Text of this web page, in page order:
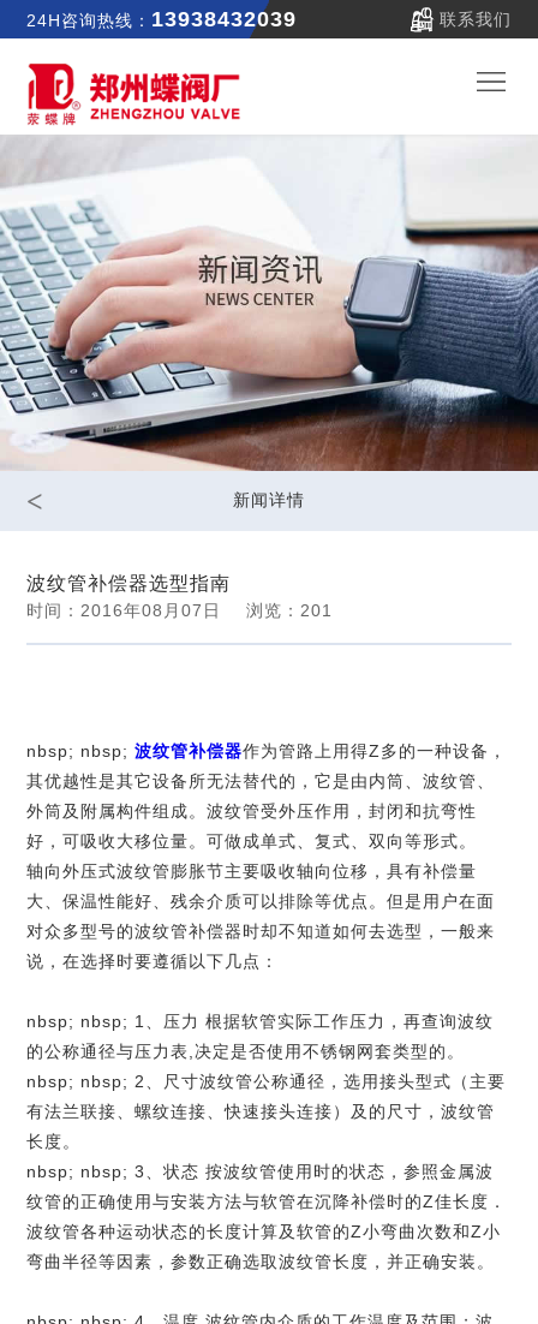
24H咨询热线： 13938432039 联系我们
郑
首
页
于
我
们
新
闻
中
产
品
心
公
实
力
系
我
< 新闻详情
您当前位置：河南郑州蝶阀厂股份有限公司
波纹管补偿器选型指南
时间：2016年08月07日 浏览： 201
nbsp; nbsp;波纹管补偿器作为管路上用得Z多的一种设备，
其优越性是其它设备所无法替代的，它是由内筒、波纹管、
外筒及附属构件组成。波纹管受外压作用，封闭和抗弯性
好，可吸收大移位量。可做成单式、复式、双向等形式。
轴向外压式波纹管膨胀节主要吸收轴向位移，具有补偿量
大、保温性能好、残余介质可以排除等优点。但是用户在面
对众多型号的波纹管补偿器时却不知道如何去选型，一般来
说，在选择时要遵循以下几点：
nbsp; nbsp; 1、压力 根据软管实际工作压力，再查询波纹
的公称通径与压力表,决定是否使用不锈钢网套类型的。
nbsp; nbsp; 2、尺寸波纹管公称通径，选用接头型式（主要
有法兰联接、螺纹连接、快速接头连接）及的尺寸，波纹管
长度。
nbsp; nbsp; 3、状态 按波纹管使用时的状态，参照金属波
纹管的正确使用与安装方法与软管在沉降补偿时的Z佳长度．
波纹管各种运动状态的长度计算及软管的Z小弯曲次数和Z小
弯曲半径等因素，参数正确选取波纹管长度，并正确安装。